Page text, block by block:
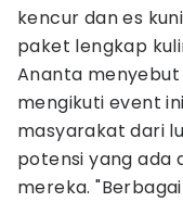
kencur dan es
paket lengkap
Ananta
mengikuti event
masyarakat dari
potensi yang ada
mereka.